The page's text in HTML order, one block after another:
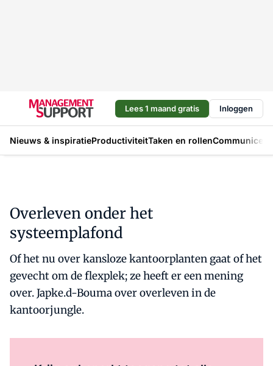
Lees 1 maand gratis Inloggen
Nieuws & inspiratieProductiviteitTaken en rollen
Overleven onder het
systeemplafond
Of het nu over kansloze kantoorplanten gaat of het
gevecht om de flexplek; ze heeft er een mening
over. Japke.d-Bouma over overleven in de
kantoorjungle.